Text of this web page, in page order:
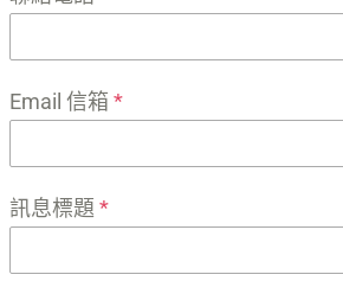
Email 信箱 *
訊息標題 *